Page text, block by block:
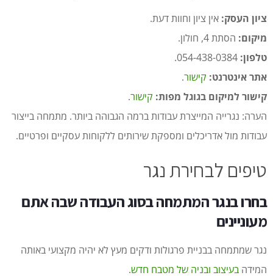
ציון העסק: אין ציון וחוות דעת.
מיקום: הסתת 4, חולון.
טלפון:
אתר אינטרנט: קישור.
קישור למיקום בגוגל מפות: קישור.
הערה: נגרייה המייצרת עבודות ברמה הגבוהה ביותר. מתמחה בייצור
עבודות מול אדריכלים ומספקת שירותים ללקוחות עסקיים ופרטיים.
טיפים לבחירת נגר
בחרו בנגר המתמחה בסוג העבודה שבה אתם
מעוניינים
נגר שמתמחה בבניית פרגולות ודקים מעץ לא יהיה מקצועי באותה
המידה בעיצוב ובניה של מטבח חדש.